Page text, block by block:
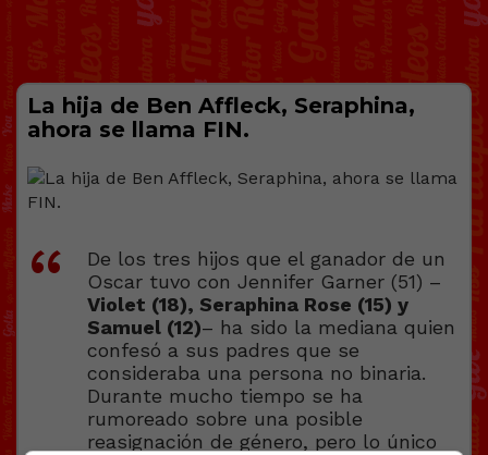
La hija de Ben Affleck, Seraphina,
ahora se llama FIN.
De los tres hijos que el ganador de un
Oscar tuvo con Jennifer Garner (51) –
Violet (18), Seraphina Rose (15) y
Samuel (12)– ha sido la mediana quien
confesó a sus padres que se
consideraba una persona no binaria.
Durante mucho tiempo se ha
rumoreado sobre una posible
reasignación de género, pero lo único